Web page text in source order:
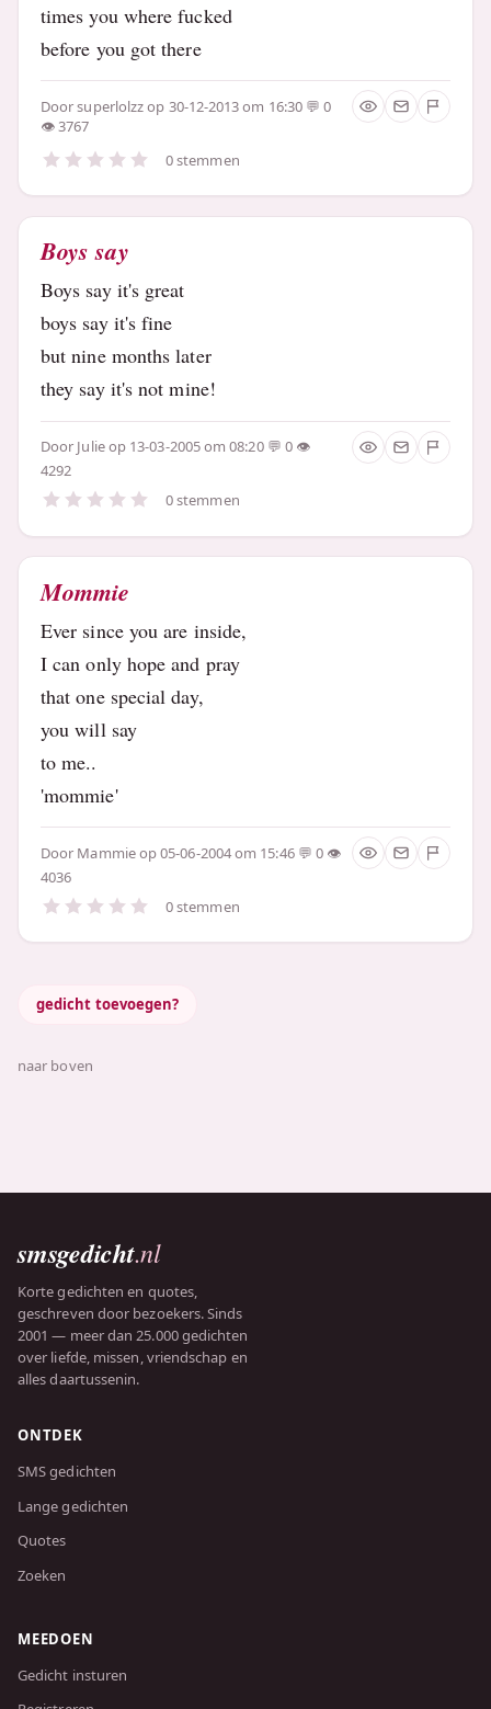
times you where fucked
before you got there
Doorsuperlolzzop 30-12-2013 om 16:30
0
3767
0 stemmen
Boys say
Boys say it's great
boys say it's fine
but nine months later
they say it's not mine!
Door Julieop 13-03-2005 om 08:20
0
4292
0 stemmen
Mommie
Ever since you are inside,
I can only hope and pray
that one special day,
you will say
to me..
'mommie'
Door Mammieop 05-06-2004 om 15:46
0
4036
0 stemmen
gedicht toevoegen?
naar boven
smsgedicht.nl
Korte gedichten en quotes,
geschreven door bezoekers. Sinds
2001 — meer dan 25.000 gedichten
over liefde, missen, vriendschap en
alles daartussenin.
ONTDEK
SMS gedichten
Lange gedichten
Quotes
Zoeken
MEEDOEN
Gedicht insturen